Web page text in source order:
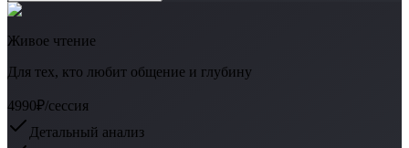
Живое чтение
Для тех, кто любит общение и глубину
4990₽/сессия
Детальный анализ